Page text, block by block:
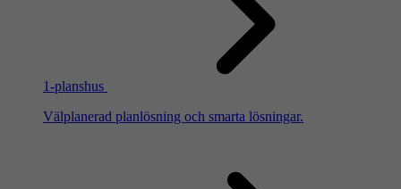
1-planshus
Välplanerad planlösning och smarta lösningar.